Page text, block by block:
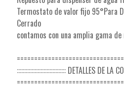
Termostato de valor fijo 95°Para
Cerrado
contamos con una amplia gama
::::::::::::::::::::::::::::::::: DETALLES DE LA